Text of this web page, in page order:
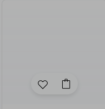
Dieses
Produkt